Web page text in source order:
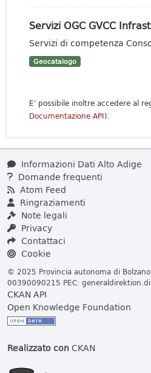
Servizi OGC GVCC
Servizi di competenza
Geocatalogo
E' possibile inoltre accedere al
Documentazione API).
Informazioni Dati Alto Adige
Domande frequenti
Atom Feed
Ringraziamenti
Note legali
Privacy
Contattaci
Cookie
© 2025 Provincia autonoma di
00390090215 PEC:
CKAN API
Open Knowledge Foundation
Realizzato conCKAN